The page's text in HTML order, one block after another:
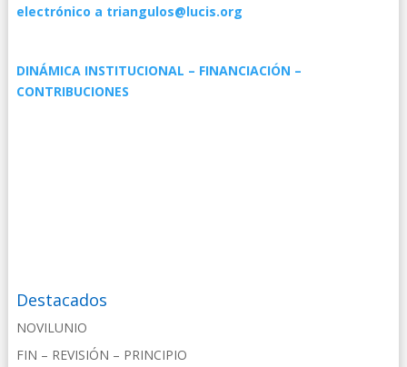
electrónico a triangulos@lucis.org
DINÁMICA INSTITUCIONAL – FINANCIACIÓN –
CONTRIBUCIONES
Destacados
NOVILUNIO
FIN – REVISIÓN – PRINCIPIO